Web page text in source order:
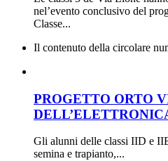
nel’evento conclusivo del
Classe...
Il contenuto della circolare
PROGETTO ORTO
Gli alunni delle classi IID e
semina e trapianto,...